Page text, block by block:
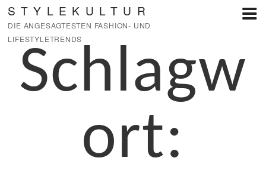
Zum
Inhalt
springen
STYLEKULTUR
DIE ANGESAGTESTEN FASHION- UND
LIFESTYLETRENDS
Schlagw
ort: